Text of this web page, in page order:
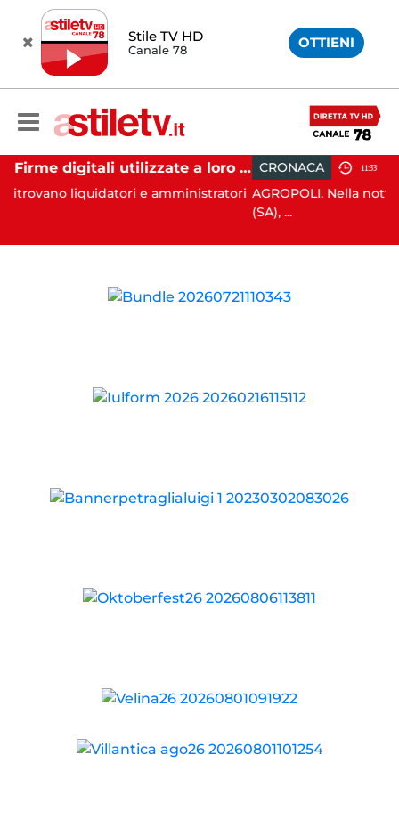
Stile TV HD
Canale 78 OTTIENI
Firme digitali utilizzate a loro insaputa: 9 indagati nel Vallo di Diano
liquidatori e amministratori
CRONACA 11:33
AGROPOLI. Nella notte del 6